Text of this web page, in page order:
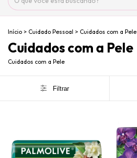
Início > Cuidado Pessoal > Cuidados com a Pele
Cuidados com a Pele
Cuidados com a Pele
Filtrar